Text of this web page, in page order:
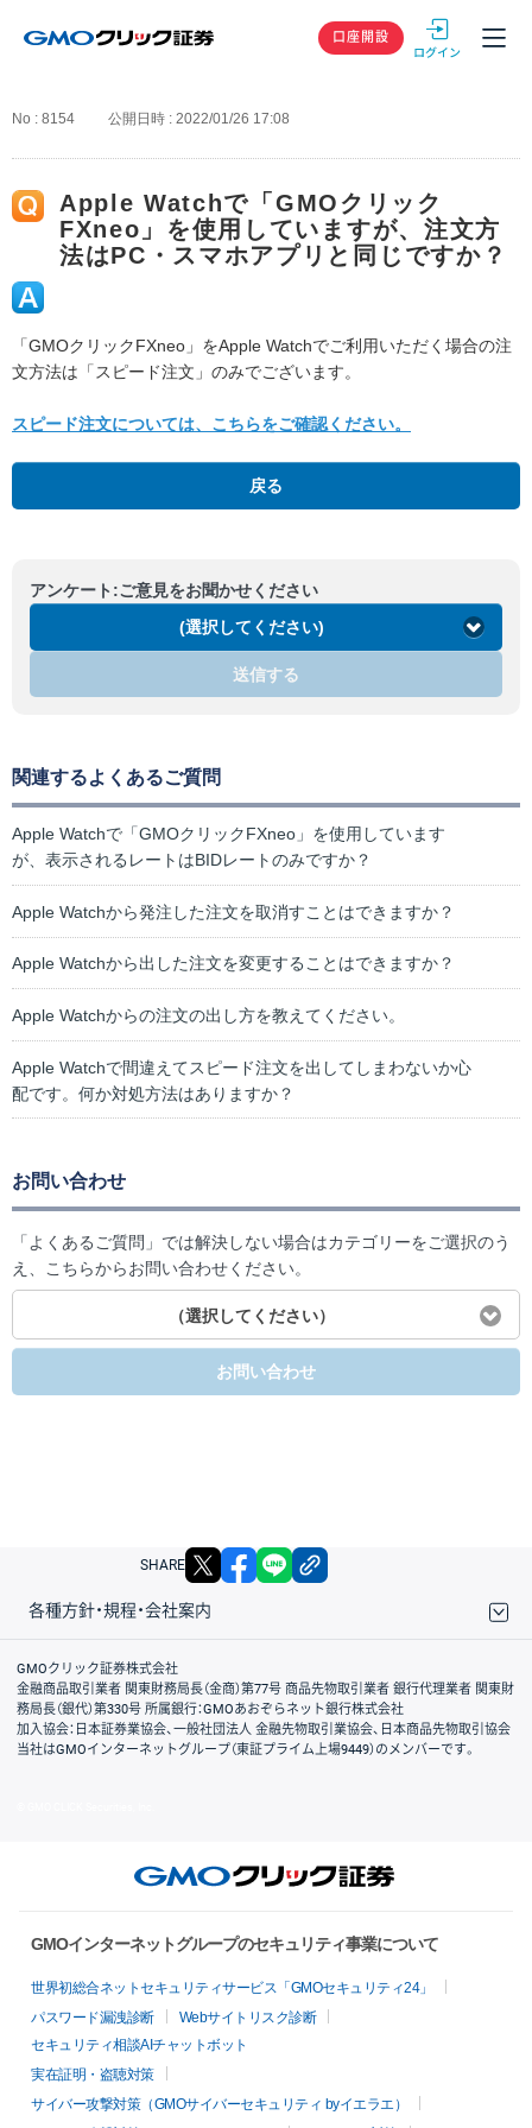
GMOクリック
口座開設
No : 8154 公開日時 : 2022/01/26 17:08
Apple Watchで「GMOクリック
FXneo」を使用していますが、注文方
法はPC・スマホアプリと同じですか？
「GMOクリックFXneo」をApple Watchでご利用いただく場合の注
文方法は「スピード注文」のみでございます。
スピード注文については、こちらをご確認ください。
戻る
アンケート:ご意見をお聞かせください
(選択してください)
送信する
関連するよくあるご質問
Apple Watchで「GMOクリックFXneo」を使用しています
が、表示されるレートはBIDレートのみですか？
Apple Watchから発注した注文を取消すことはできますか？
Apple Watchから出した注文を変更することはできますか？
Apple Watchからの注文の出し方を教えてください。
Apple Watchで間違えてスピード注文を出してしまわないか心
配です。何か対処方法はありますか？
お問い合わせ
「よくあるご質問」では解決しない場合はカテゴリーをご選択のう
え、こちらからお問い合わせください。
（選択してください）
お問い合わせ
SHARE X facebook
各種方針・規程・会社案内
取引規程・約款
サイトマップ
その他のご案内
個人情報保護方針
最良執行方針
サイトのご利用について
ディスクレイマー
信託保全
リスク説明
会社案内
GMOクリック証券株式会社
金融商品取引業者 関東財務局長（金商）第77号 商品先物取引業者 銀行代理業者 関東財
務局長（銀代）第330号 所属銀行：GMOあおぞらネット銀行株式会社
加入協会：日本証券業協会、一般社団法人 金融先物取引業協会、日本商品先物取引協会
当社はGMOインターネットグループ（東証プライム上場9449）のメンバーです。
GMOインターネットグループのセキュリティ事業について
世界初総合ネットセキュリティサービス「GMOセキュリティ24」
パスワード漏洩診断
Webサイトリスク診断
セキュリティ相談AIチャットボット
実在証明・盗聴対策
サイバー攻撃対策（GMOサイバーセキュリティ byイエラエ）